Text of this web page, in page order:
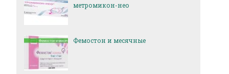
метромикон-нео
Фемостон и месячные